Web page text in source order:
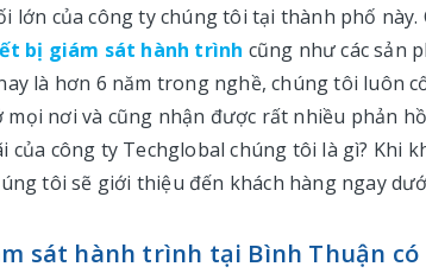
lớn của công ty chúng tôi tại thành phố
bị giám sát hành trình cũng như các sản
là hơn 6 năm trong nghề, chúng tôi luôn
mọi nơi và cũng nhận được rất nhiều phản
của công ty Techglobal chúng tôi là gì? Khi
tôi sẽ giới thiệu đến khách hàng ngay
sát hành trình tại Bình Thuận có